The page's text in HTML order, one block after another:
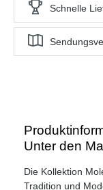
Schnelle
Unter den
Die Kollektion
Tradition und